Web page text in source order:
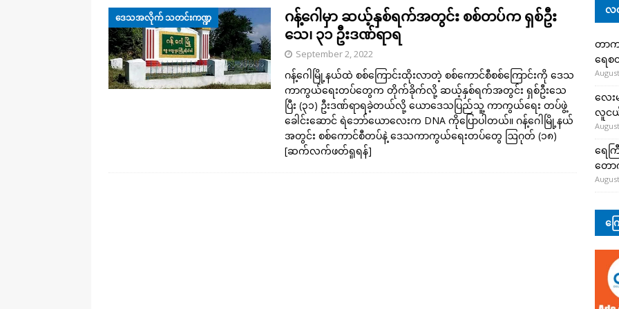
ဒေသအလိုက် သတင်းကဏ္ဍ
ဂန့်ဂေါမှာ ဆယ့်နှစ်ရက်အတွင်း စစ်တပ်က ရှစ်ဦး
သေ၊ ၃၁ ဦးဒဏ်ရာရ
September 2, 2022
ဂန့်ဂေါမြို့နယ်ထဲ စစ်ကြောင်းထိုးလာတဲ့ စစ်ကောင်စီစစ်ကြောင်းကို ဒေသ
ကာကွယ်ရေးတပ်တွေက တိုက်ခိုက်လို့ ဆယ့်နှစ်ရက်အတွင်း ရှစ်ဦးသေ
ပြီး (၃၁) ဦးဒဏ်ရာရခဲ့တယ်လို့ ယောဒေသပြည်သူ့ ကာကွယ်ရေး တပ်ဖွဲ့
ခေါင်းဆောင် ရဲဘော်ယောလေးက DNA ကိုပြောပါတယ်။ ဂန့်ဂေါမြို့နယ်
အတွင်း စစ်ကောင်စီတပ်နဲ့ ဒေသကာကွယ်ရေးတပ်တွေ ဩဂုတ် (၁၈)
[ဆက်လက်ဖတ်ရှုရန်]
လ
တာက
ရေစ
လေး
လူငယ်
ရေက
တေ
ကြ